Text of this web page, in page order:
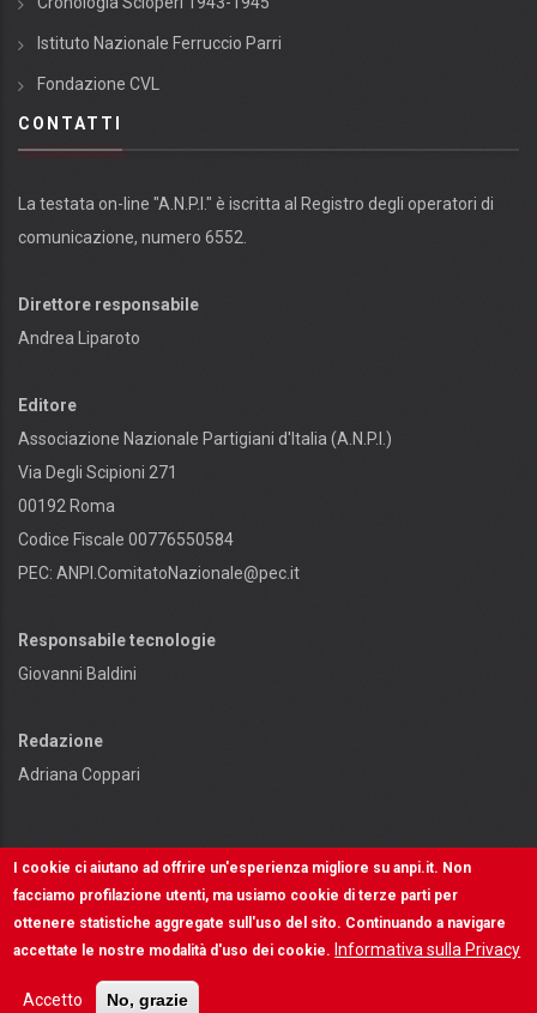
Istituto Nazionale Ferruccio Parri
Fondazione CVL
CONTATTI
La testata on-line "A.N.P.I." è iscritta al Registro degli operatori di
comunicazione, numero 6552.
Direttore responsabile
Andrea Liparoto
Editore
Associazione Nazionale Partigiani d'Italia (A.N.P.I.)
Via Degli Scipioni 271
00192 Roma
Codice Fiscale 00776550584
PEC: ANPI.ComitatoNazionale@pec.it
Responsabile tecnologie
Giovanni Baldini
Redazione
Adriana Coppari
Contenuti e diritti riservati - © ANPI - Made inOSCR
INFORMATIVA SULLA PRIVACY
I cookie ci aiutano ad offrire un'esperienza migliore su anpi.it. Non
facciamo profilazione utenti, ma usiamo cookie di terze parti per
ottenere statistiche aggregate sull'uso del sito. Continuando a navigare
accettate le nostre modalità d'uso dei cookie. Informativa sulla Privacy
Accetto No, grazie